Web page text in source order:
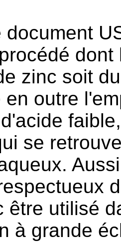
document
zinc soit
en outre
se
être utilisé
à grande